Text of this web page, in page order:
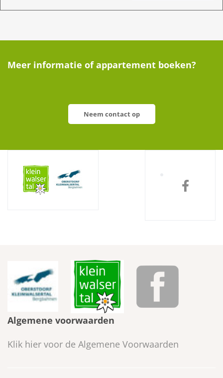
Meer informatie of appartement boeken?
Neem contact op
Algemene voorwaarden
Klik hier voor de Algemene Voorwaarden